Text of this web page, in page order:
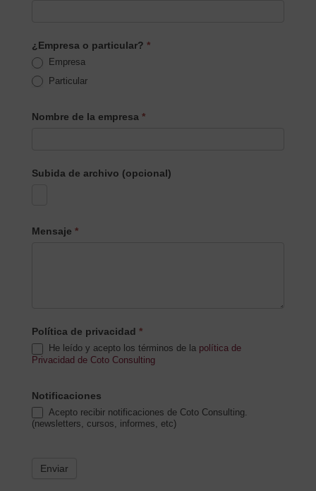
¿Empresa o particular? *
Empresa
Particular
Nombre de la empresa *
Subida de archivo (opcional)
Mensaje *
Política de privacidad *
He leído y acepto los términos de la política de
Privacidad de Coto Consulting
Notificaciones
Acepto recibir notificaciones de Coto Consulting.
(newsletters, cursos, informes, etc)
Enviar